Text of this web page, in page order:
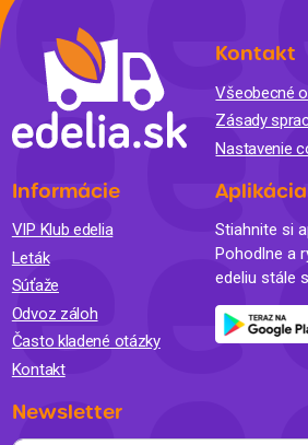
Kontakt
Všeobecné
Zásady
Nastavenie
Informácie
VIP Klub edelia
Leták
Súťaže
Odvoz záloh
Často kladené otázky
Kontakt
Stiahnite si
Pohodlne a
edeliu stále
Newsletter